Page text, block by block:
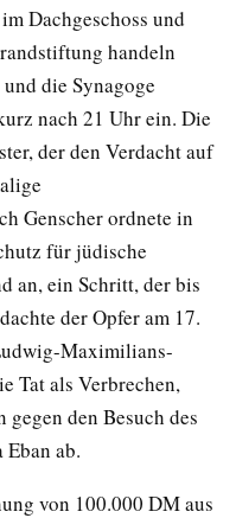
Dachgeschoss und
handeln
die Synagoge
nach 21 Uhr ein. Die
der den Verdacht auf
Genscher ordnete in
für jüdische
an, ein Schritt, der bis
der Opfer am 17.
Maximilians-
Tat als Verbrechen,
den Besuch des
ab.
von 100.000 DM aus